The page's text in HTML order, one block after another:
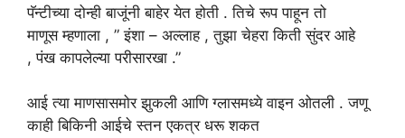
पॅन्टीच्या दोन्ही बाजूंनी बाहेर येत होती . तिचे रूप पाहून तो
माणूस म्हणाला , ” इंशा – अल्लाह , तुझा चेहरा किती सुंदर आहे
, पंख कापलेल्या परीसारखा .”
आईत्यामाणसासमोरझुकली आणि ग्लासमध्ये वाइन ओतली . जणू
काही बिकिनी आईचे स्तन एकत्र धरू शकत